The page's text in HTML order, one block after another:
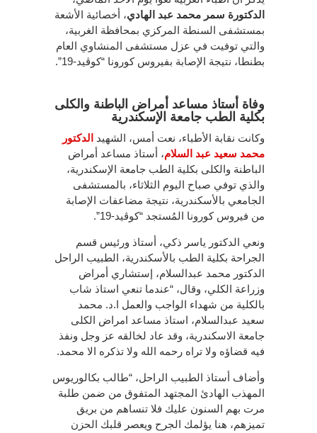
الدكتورة سمر محمد عبد الهادي، أخصائية الأشعة
بمستشفى السنطة المركزي بمحافظة الغربية،
والتي توفيت في عزل مستشفى المنشاوي العام
بطنطا، نتيجة الإصابة بفيروس كورونا “كوڤيد-19”.
وفاة أستاذ مساعد أمراض الباطنة والكلى
بكلية الطب جامعة الإسكندرية
وكانت نقابة الأطباء، نعت أمس، الشهيد الدكتور
محمد سعيد عبد السلام، أستاذ مساعد أمراض
الباطنة والكلى بكلية الطب جامعة الإسكندرية،
والذي توفي صباح اليوم الثلاثاء، بالمستشفى
الجامعي بالأسكندرية، نتيجة مضاعفات الإصابة
من فيروس كورونا المُستجد “كوڤيد-19”.
ونعي الدكتور ياسر ذكي، أستاذ ورئيس قسم
الجراحة بكلية الطب بالأسكندرية، الطبيب الراحل
الدكتور محمد عبدالسلام، إستشاري أمراض
وزراعة الكلي، وقال، “عندما تنعي استاذ شاب
بالكلية من شهداء الواجب والعمل ا.د. محمد
سعيد عبدالسلام، استاذ مساعد امراض الكلى
جامعة الاسكندرية، وقد عاد لخالقه عز وجل ونفذ
فيه قضاؤه ولا تراه رحمه الله ولا تذكره الا محمد.
وأضاف أستاذ الطبيب الراحل، “طالب بكالوريوس
المهذب الهادئ المجتهد المتفوق من ضمن طلبة
مرت بهم السنون عليك فلا تنساهم من بريق
تميزهم، هنا يؤلمك الجرح ويعصر قلبك الحزن